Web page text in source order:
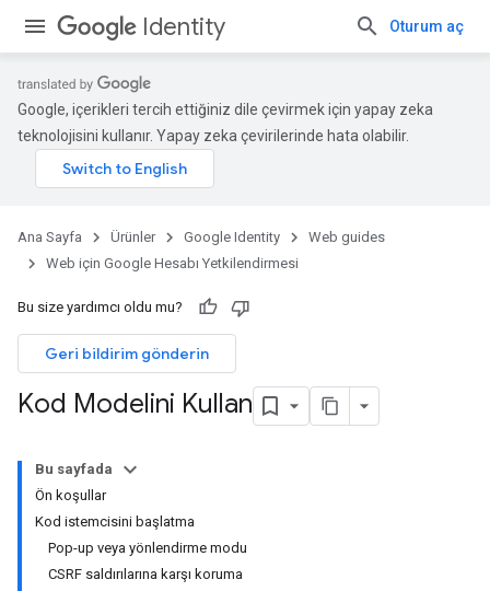
Identity Oturum aç
Google, içerikleri tercih ettiğiniz dile çevirmek için yapay zeka
teknolojisini kullanır. Yapay zeka çevirilerinde hata olabilir.
Ana Sayfa Ürünler Google Identity
Web guides
Web için Google Hesabı Yetkilendirmesi
Bu size yardımcı oldu mu?
Geri bildirim gönderin
Kod Modelini Kullan
Bu sayfada
Ön koşullar
Kod istemcisini başlatma
Pop-up veya yönlendirme modu
CSRF saldırılarına karşı koruma